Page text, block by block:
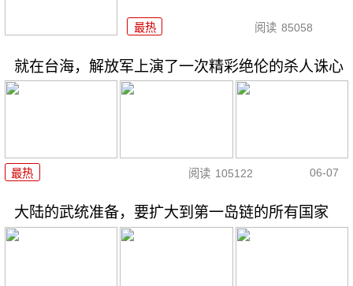
最热 阅读 85058
就在台海，解放军上演了一次精彩绝伦的杀人诛心
最热 阅读 105122 06-07
大陆的武统准备，要扩大到第一岛链的所有国家